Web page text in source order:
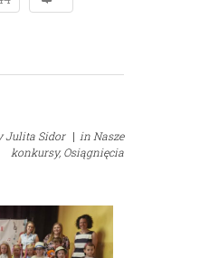
Julita Sidor | in Nasze
konkursy, Osiągnięcia